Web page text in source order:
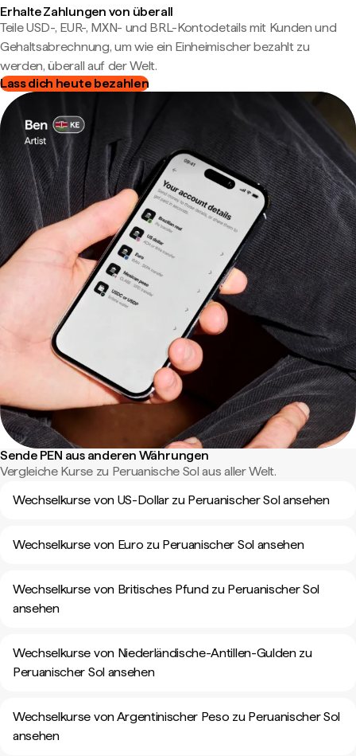
Erhalte Zahlungen von überall
Teile USD-, EUR-, MXN- und BRL-Kontodetails mit Kunden und
Gehaltsabrechnung, um wie ein Einheimischer bezahlt zu
werden, überall auf der Welt.
Lass dich heute bezahlen
Sende PEN aus anderen Währungen
Vergleiche Kurse zu Peruanische Sol aus aller Welt.
Wechselkurse von US-Dollar zu Peruanischer Sol ansehen
Wechselkurse von Euro zu Peruanischer Sol ansehen
Wechselkurse von Britisches Pfund zu Peruanischer Sol
ansehen
Wechselkurse von Niederländische-Antillen-Gulden zu
Peruanischer Sol ansehen
Wechselkurse von Argentinischer Peso zu Peruanischer Sol
ansehen